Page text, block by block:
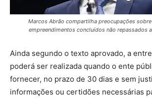
Marcos Abrão compartilha preocupações
empreendimentos concluídos não repassados
Ainda segundo o texto aprovado, a
poderá ser realizada quando o ente
fornecer, no prazo de 30 dias e sem
informações ou certidões necessárias